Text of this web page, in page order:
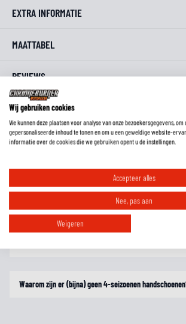
EXTRA INFORMATIE
MAATTABEL
REVIEWS
FAQ
Moet ik handschoenen met een lange schacht in of over
Waarom zijn er (bijna) geen 4-seizoenen
Wij gebruiken cookies
We kunnen deze plaatsen voor analyse van onze bezoekersgegevens,
gepersonaliseerde inhoud te tonen en om u een geweldige website-
informatie over de cookies die we gebruiken opent u de instellingen.
Accepteer alles
Nee, pas aan
Weigeren